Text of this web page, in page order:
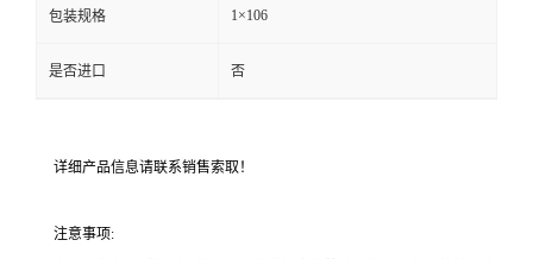
包装规格 1×106
是否进口 否
详细产品信息请联系销售索取！
注意事项: